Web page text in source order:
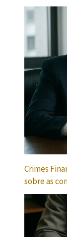
Crimes
sobre as